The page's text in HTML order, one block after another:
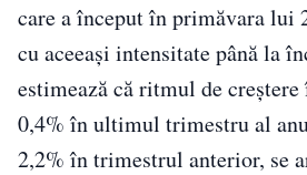
care a început în primăvara lui
cu aceeaşi intensitate până la
estimează că ritmul de
0,4% în ultimul trimestru al
2,2% în trimestrul anterior, se